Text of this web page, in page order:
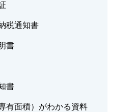
税通知書
書
書
有面積）がわかる資料